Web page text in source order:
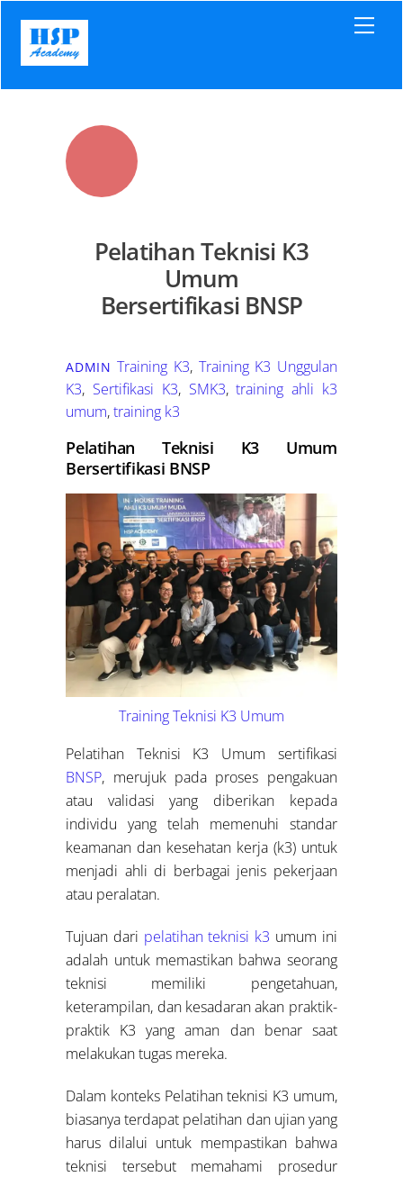
content
Pelatihan Teknisi K3
Umum
Bersertifikasi BNSP
ADMIN Training K3, Training K3 Unggulan
K3, Sertifikasi K3, SMK3,training ahli k3
umum,training k3
Pelatihan Teknisi K3 Umum
Bersertifikasi BNSP
Training Teknisi K3 Umum
Pelatihan Teknisi K3 Umum sertifikasi
BNSP, merujuk pada proses pengakuan
atau validasi yang diberikan kepada
individu yang telah memenuhi standar
keamanan dan kesehatan kerja (k3) untuk
menjadi ahli di berbagai jenis pekerjaan
atau peralatan.
Tujuan dari pelatihan teknisi k3 umum ini
adalah untuk memastikan bahwa seorang
teknisi memiliki pengetahuan,
keterampilan, dan kesadaran akan praktik-
praktik K3 yang aman dan benar saat
melakukan tugas mereka.
Dalam konteks Pelatihan teknisi K3 umum,
biasanya terdapat pelatihan dan ujian yang
harus dilalui untuk mempastikan bahwa
teknisi tersebut memahami prosedur